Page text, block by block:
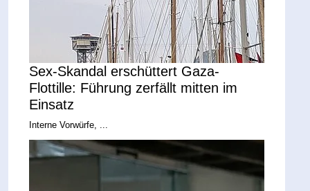
Sex-Skandal erschüttert Gaza-
Flottille: Führung zerfällt mitten im
Einsatz
Interne Vorwürfe, ...